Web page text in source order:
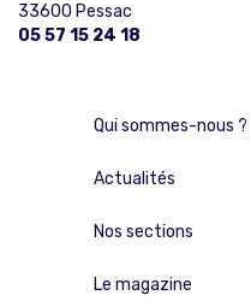
33600 Pessac
05 57 15 24 18
Qui sommes-nous ?
Actualités
Nos sections
Le magazine